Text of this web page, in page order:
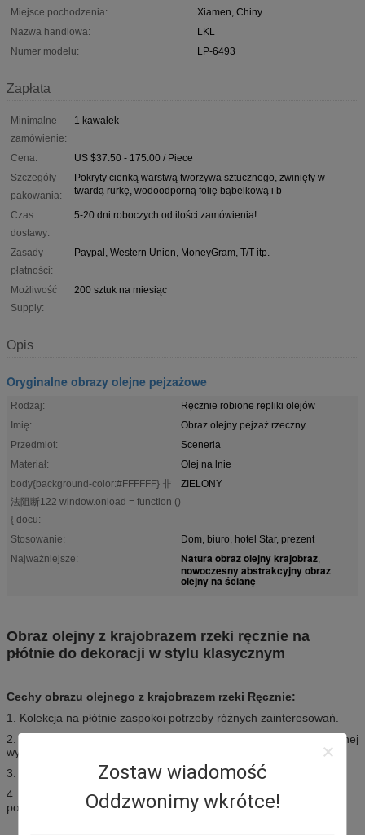
Zostaw wiadomość
Oddzwonimy wkrótce!
Miejsce pochodzenia:
Xiamen, Chiny
Nazwa handlowa:
LKL
Numer modelu:
LP-6493
Zapłata
Minimalne
zamówienie:
1 kawałek
Cena:
US $37.50 - 175.00 / Piece
Szczegóły
pakowania:
Pokryty cienką warstwą tworzywa sztucznego, zwinięty w
twardą rurkę, wodoodporną folię bąbelkową i b
Czas
dostawy:
5-20 dni roboczych od ilości zamówienia!
Zasady
płatności:
Paypal, Western Union, MoneyGram, T/T itp.
Możliwość
Supply:
200 sztuk na miesiąc
Opis
Oryginalne obrazy olejne pejzażowe
Rodzaj:
Ręcznie robione repliki olejów
Imię:
Obraz olejny pejzaż rzeczny
Przedmiot:
Sceneria
Materiał:
Olej na lnie
body{background-color:#FFFFFF} 非
法阻断122 window.onload = function ()
{ docu:
ZIELONY
Stosowanie:
Dom, biuro, hotel Star, prezent
Najważniejsze:
Natura obraz olejny krajobraz,
nowoczesny abstrakcyjny obraz
olejny na ścianę
Obraz olejny z krajobrazem rzeki ręcznie na
płótnie do dekoracji w stylu klasycznym
Cechy obrazu olejnego z krajobrazem rzeki Ręcznie:
1. Kolekcja na płótnie zaspokoi potrzeby różnych zainteresowań.
2. Formy sztuki krajobrazowej tak naprawdę nie reprezentują żadnej
wyraźnej formy ani przedmiotu.
3. Renderowanie różni się w zależności od formy, kształtu i koloru.
4. To zachowanie ma kluczowe znaczenie dla zapylania i
podtrzymania ekologicznego.